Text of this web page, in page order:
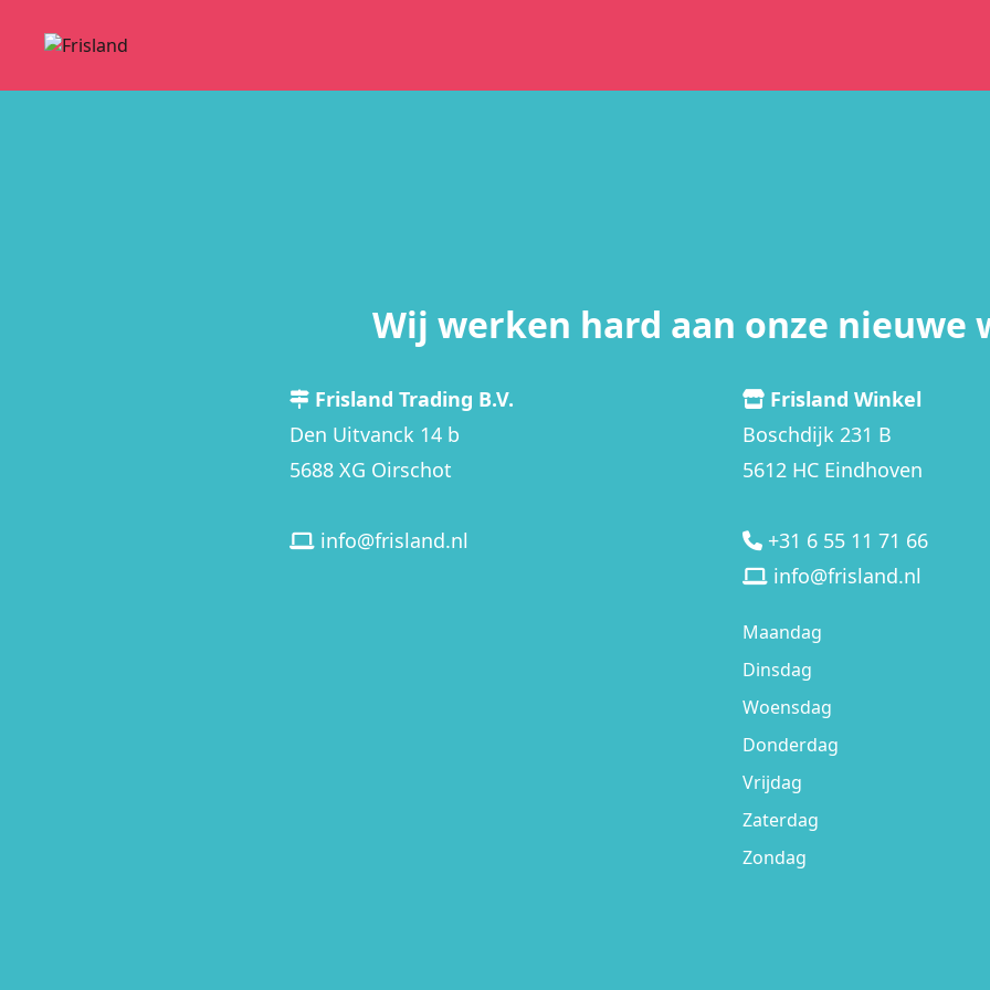
Wij werken hard aan onze nieuwe
Frisland Trading B.V.
Den Uitvanck 14 b
5688 XG Oirschot
info@frisland.nl
Frisland Winkel
Boschdijk 231 B
5612 HC Eindhoven
+31 6 55 11 71 66
info@frisland.nl
Maandag
Dinsdag
Woensdag
Donderdag
Vrijdag
Zaterdag
Zondag